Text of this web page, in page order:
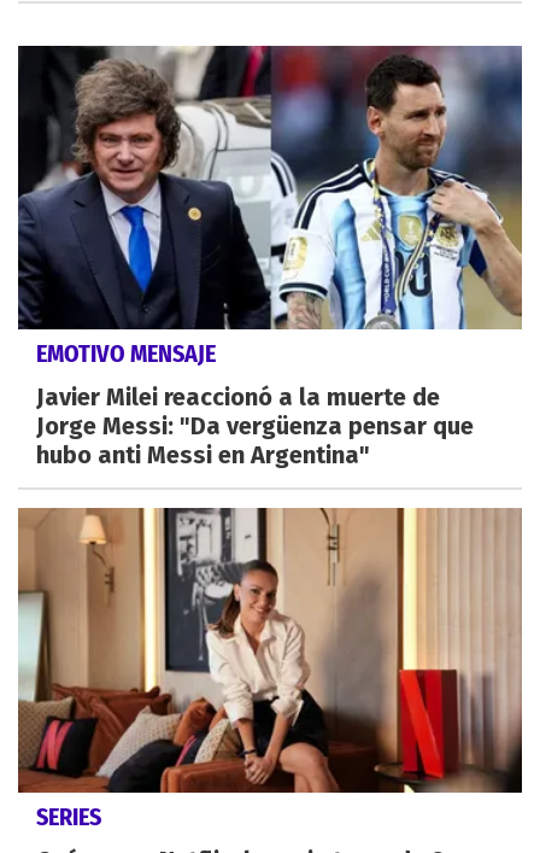
EMOTIVO MENSAJE
Javier Milei reaccionó a la muerte de
Jorge Messi: "Da vergüenza pensar que
hubo anti Messi en Argentina"
SERIES